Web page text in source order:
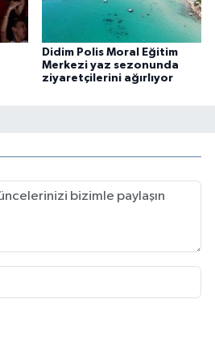
Didim Polis Moral Eğitim
Merkezi yaz sezonunda
ziyaretçilerini ağırlıyor